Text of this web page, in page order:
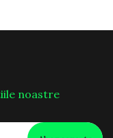
noastre